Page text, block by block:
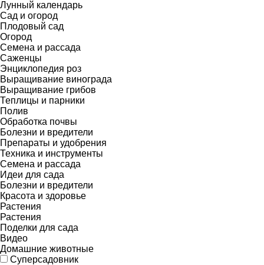
Лунный календарь
Сад и огород
Плодовый сад
Огород
Семена и рассада
Саженцы
Энциклопедия роз
Выращивание винограда
Выращивание грибов
Теплицы и парники
Полив
Обработка почвы
Болезни и вредители
Препараты и удобрения
Техника и инструменты
Семена и рассада
Идеи для сада
Болезни и вредители
Красота и здоровье
Растения
Растения
Поделки для сада
Видео
Домашние животные
Суперсадовник